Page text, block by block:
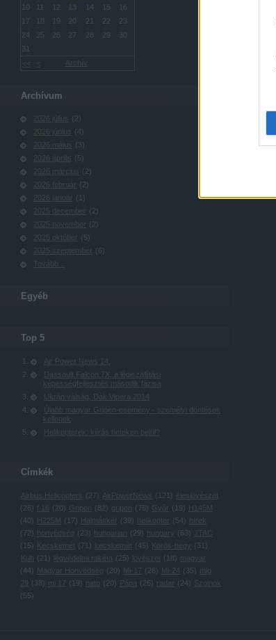
Archív
10
11 12 13 14 15
16
17
18 19 20 21 22
23
24
25 26 27 28 29
30
31
Archívum
2026 július (2)
2026 június (4)
2026 május (3)
2026 április (5)
2026 március (2)
2026 február (2)
2026 január ( 1 )
2025 december (2)
2025 november (2)
2025 október (5)
2025 szeptember (6 )
Tovább
Egyéb
Top 5
Air Power News 14.
Dassault Falcon 7X, a légiszállítási
képességfejlesztés második fázisa
Ukrán válság, Dák Vipera 2014
Újabb magyar Gripen-esemény - személyi döntések
kellenek
Helikopterek: kiírás heteken belül?
Címkék
Airbus Helicopters (27) AirPowerNews ( 121 ) éleslövészet
(26 ) f 16 (20) Gripen (82) gripen (76 ) Győr ( 19) H145M
(40) H225M ( 17) Hajmáskér (39) helikopter (54) hírek
(72) honvédség (23) hungarian (29) hungary (63)
JTAC
( 15) Kecskemét (71 ) kecskemét (45) Körös-hegy (31 )
Kub
(21 ) légvédelmi rakéta (25) lövészet ( 18) magyar
(44) Magyar Honvédség (20) Mi-17 (26 ) Mi-24 (35) mig
29 (38) mi 17 ( 19) nato (20) Pápa (26 ) radar (24) Szolnok
(55)